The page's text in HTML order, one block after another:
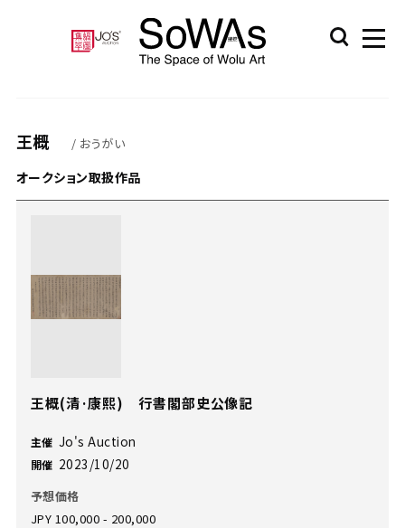
王概 / おうがい
オークション取扱作品
王概(清·康熙) 行書閣部史公像記
主催 Jo's Auction
開催 2023/10/20
予想価格
JPY 100,000 - 200,000